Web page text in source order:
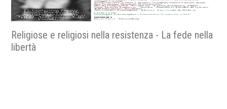
Religiose e religiosi nella resistenza - La fede nella
libertà